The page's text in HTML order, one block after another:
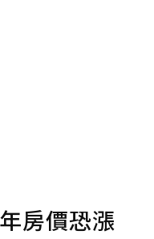
房價恐漲